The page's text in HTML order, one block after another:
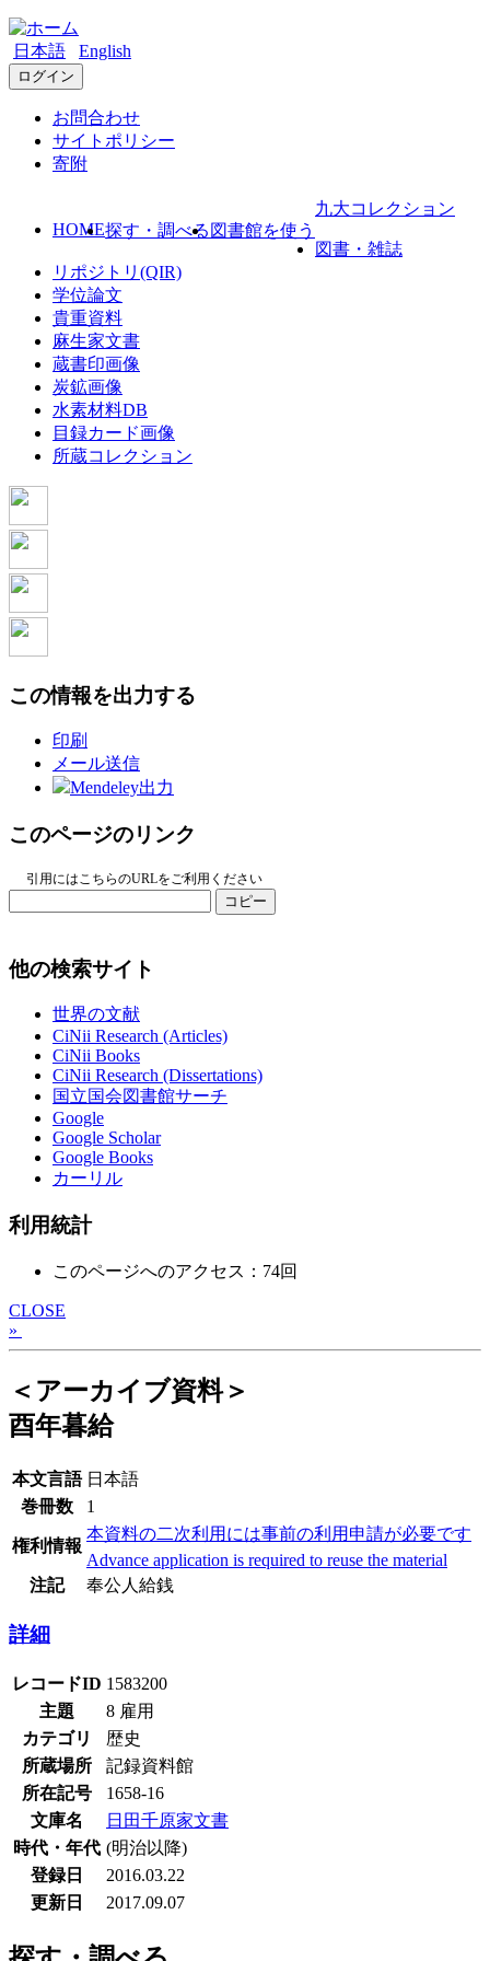
日本語 English
ログイン
お問合わせ
サイトポリシー
寄附
HOME探す・調べる 図書館を使う
九大コレクション
図書・雑誌
リポジトリ(QIR)
学位論文
貴重資料
麻生家文書
蔵書印画像
炭鉱画像
水素材料DB
目録カード画像
所蔵コレクション
この情報を出力する
印刷
メール送信
Mendeley出力
このページのリンク
引用にはこちらのURLをご利用ください
コピー
他の検索サイト
世界の文献
CiNii Research (Articles)
CiNii Books
CiNii Research (Dissertations)
国立国会図書館サーチ
Google
Google Scholar
Google Books
カーリル
利用統計
このページへのアクセス：74回
CLOSE
»
＜アーカイブ資料＞
酉年暮給
本文言語 日本語
巻冊数
1
権利情報
本資料の二次利用には事前の利用申請が必要です
Advance application is required to reuse the material
注記
奉公人給銭
詳細
レコードID 1583200
主題
8 雇用
カテゴリ
歴史
所蔵場所
記録資料館
所在記号
1658-16
文庫名
日田千原家文書
時代・年代 (明治以降)
登録日
2016.03.22
更新日
2017.09.07